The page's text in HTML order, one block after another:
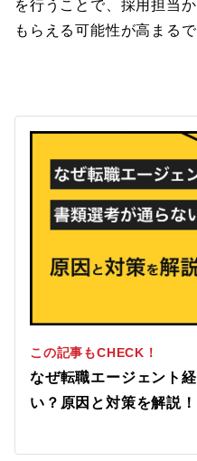
を行うことで、採用担当
もらえる可能性が高まるで
この記事もCHECK！
なぜ転職エージェント
い？原因と対策を解説！